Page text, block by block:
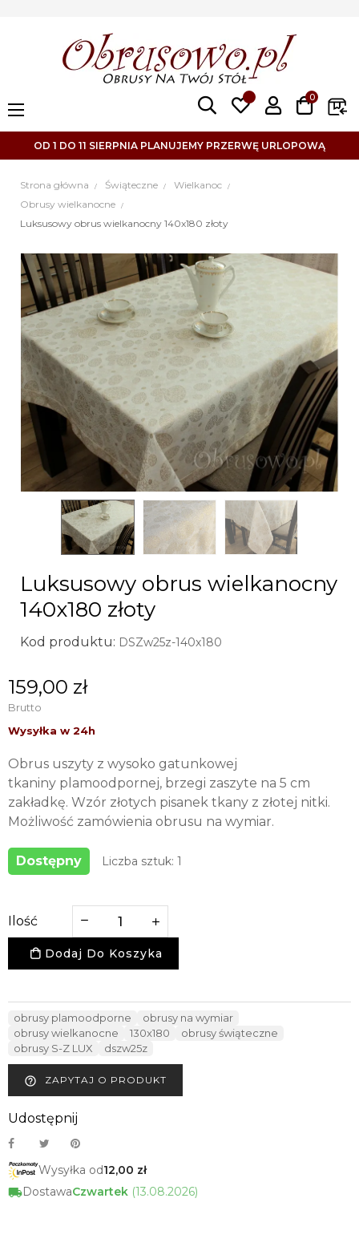
0
Toggle
navigation
☰
OD 1 DO 11 SIERPNIA PLANUJEMY PRZERWĘ URLOPOWĄ
Strona główna Świąteczne
Wielkanoc
Obrusy wielkanocne
Luksusowy obrus wielkanocny 140x180 złoty
Luksusowy obrus wielkanocny
140x180 złoty
Kod produktu: DSZw25z-140x180
159,00 zł
Brutto
Obrus uszyty z wysoko gatunkowej
tkaniny plamoodpornej, brzegi zaszyte na 5 cm
zakładkę. Wzór złotych pisanek tkany z złotej nitki.
Możliwość zamówienia obrusu na wymiar.
Dostępny Liczba sztuk: 1
Ilość
Dodaj Do Koszyka
obrusy plamoodporne
obrusy na wymiar
obrusy wielkanocne
130x180
obrusy świąteczne
obrusy S-Z LUX
dszw25z
help_outline ZAPYTAJ O PRODUKT
Udostępnij
Wysyłka od12,00 zł
DostawaCzwartek (13.08.2026)